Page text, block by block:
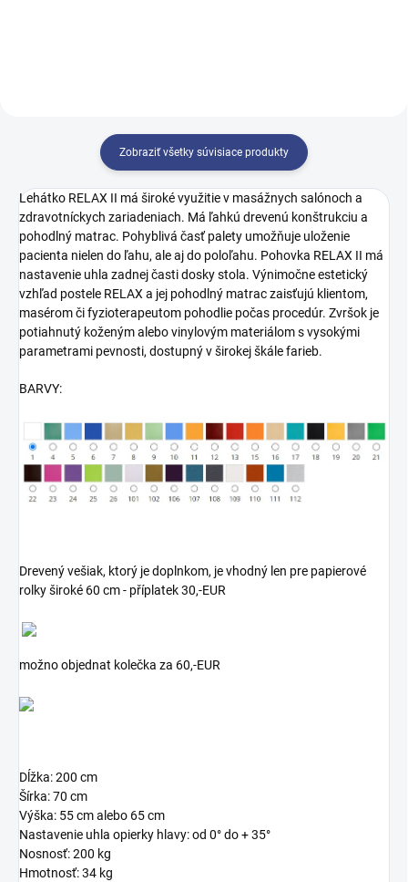
Zobraziť všetky súvisiace produkty
Lehátko RELAX II má široké využitie v masážnych salónoch a
zdravotníckych zariadeniach. Má ľahkú drevenú konštrukciu a
pohodlný matrac. Pohyblivá časť palety umožňuje uloženie
pacienta nielen do ľahu, ale aj do poloľahu. Pohovka RELAX II má
nastavenie uhla zadnej časti dosky stola. Výnimočne estetický
vzhľad postele RELAX a jej pohodlný matrac zaisťujú klientom,
masérom či fyzioterapeutom pohodlie počas procedúr. Zvršok je
potiahnutý koženým alebo vinylovým materiálom s vysokými
parametrami pevnosti, dostupný v širokej škále farieb.
BARVY:
Drevený vešiak, ktorý je doplnkom, je vhodný len pre papierové
rolky široké 60 cm - příplatek 30,-EUR
možno objednat kolečka za 60,-EUR
Dĺžka: 200 cm
Šírka: 70 cm
Výška: 55 cm alebo 65 cm
Nastavenie uhla opierky hlavy: od 0° do + 35°
Nosnosť: 200 kg
Hmotnosť: 34 kg